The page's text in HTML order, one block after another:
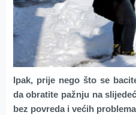
Ipak, prije nego što se
da obratite pažnju na
bez povreda i većih